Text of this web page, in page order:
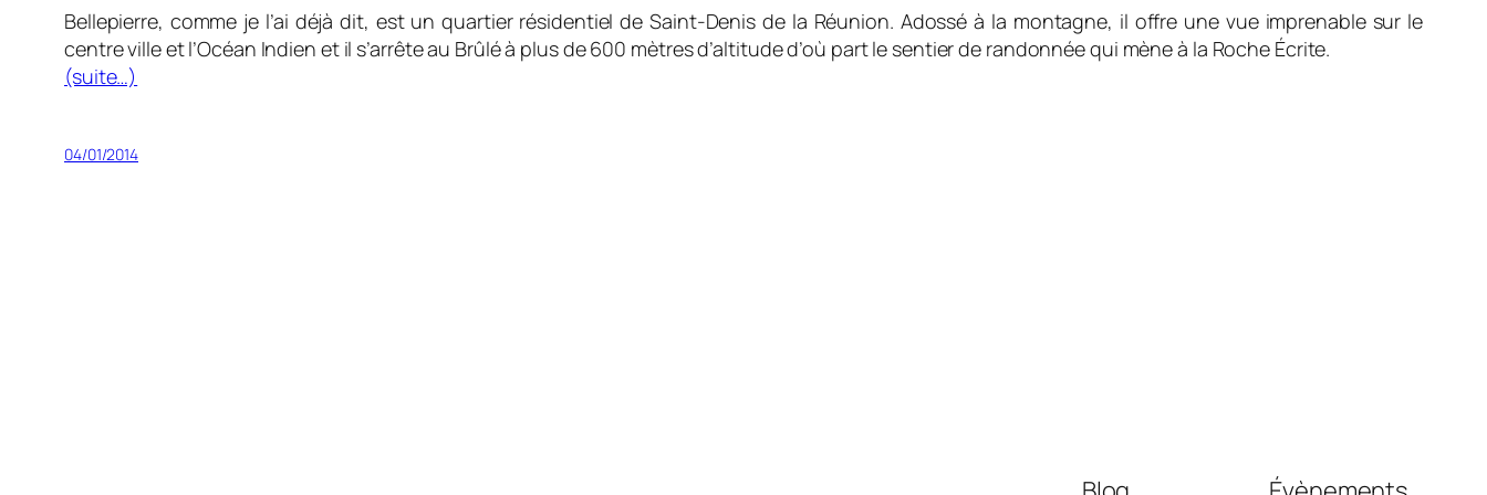
Bellepierre, comme je l’ai déjà dit, est un quartier résidentiel de Saint-Denis de la Réunion. Adossé à la montagne, il offre une vue imprenable sur le
centre ville et l’Océan Indien et il s’arrête au Brûlé à plus de 600 mètres d’altitude d’où part le sentier de randonnée qui mène à la Roche Écrite.
(suite…)
04/01/2014